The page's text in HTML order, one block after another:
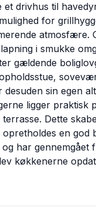
et drivhus til
for
i smukke
gældende
sin egen
ligger
Dette
opretholdes en
har
køkkenerne